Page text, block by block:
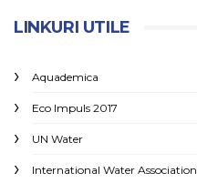
LINKURI UTILE
Aquademica
Eco Impuls 2017
UN Water
International Water Association